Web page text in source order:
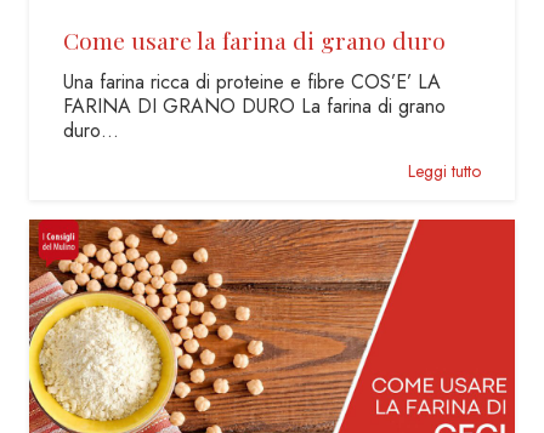
Come usare la farina di grano duro
Una farina ricca di proteine e fibre COS’E’ LA
FARINA DI GRANO DURO La farina di grano
duro…
Leggi tutto